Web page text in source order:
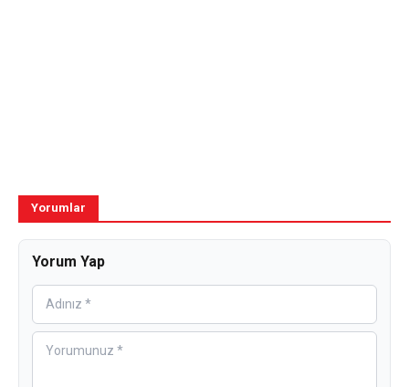
Yorumlar
Yorum Yap